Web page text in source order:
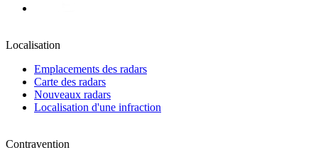
Localisation
Emplacements des radars
Carte des radars
Nouveaux radars
Localisation d'une infraction
Contravention